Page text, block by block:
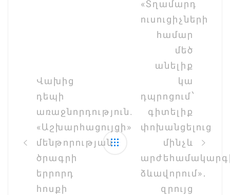
Վախից
դեպի
առաջնորդություն.
«Աշխարհացույցի»
մենթորության
ծրագրի
երրորդ
հոսքի
«Տղամարդ
ուսուցիչների
համար
մեծ
անելիք
կա
դպրոցում՝
գիտելիք
փոխանցելուց
մինչև
ձևավորում»․
զրույց